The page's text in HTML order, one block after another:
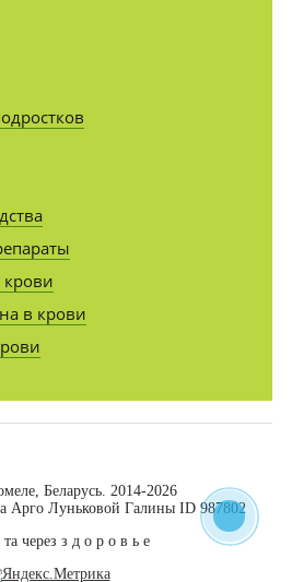
в крови
Беларусь. 2014-2026
Арго Луньковой Галины ID 987802
через з д о р о в ь е